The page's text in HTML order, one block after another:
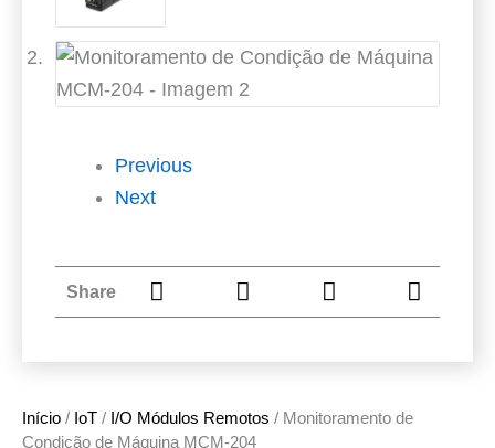
Início / IoT / I/O Módulos Remotos / Monitoramento de
Condição de Máquina MCM-204
Previous
Next
Share